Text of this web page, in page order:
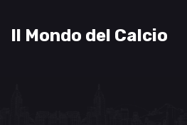
Il Mondo del Calcio